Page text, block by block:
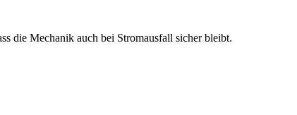
die Mechanik auch bei Stromausfall sicher bleibt.